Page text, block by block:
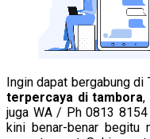
Ingin dapat bergabung di
terpercaya di tambora,
juga WA / Ph 0813
kini benar-benar begitu